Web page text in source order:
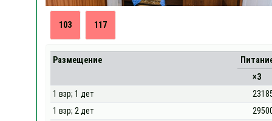
103 117
Размещение
×3
1 взр; 1 дет
1 взр; 2 дет